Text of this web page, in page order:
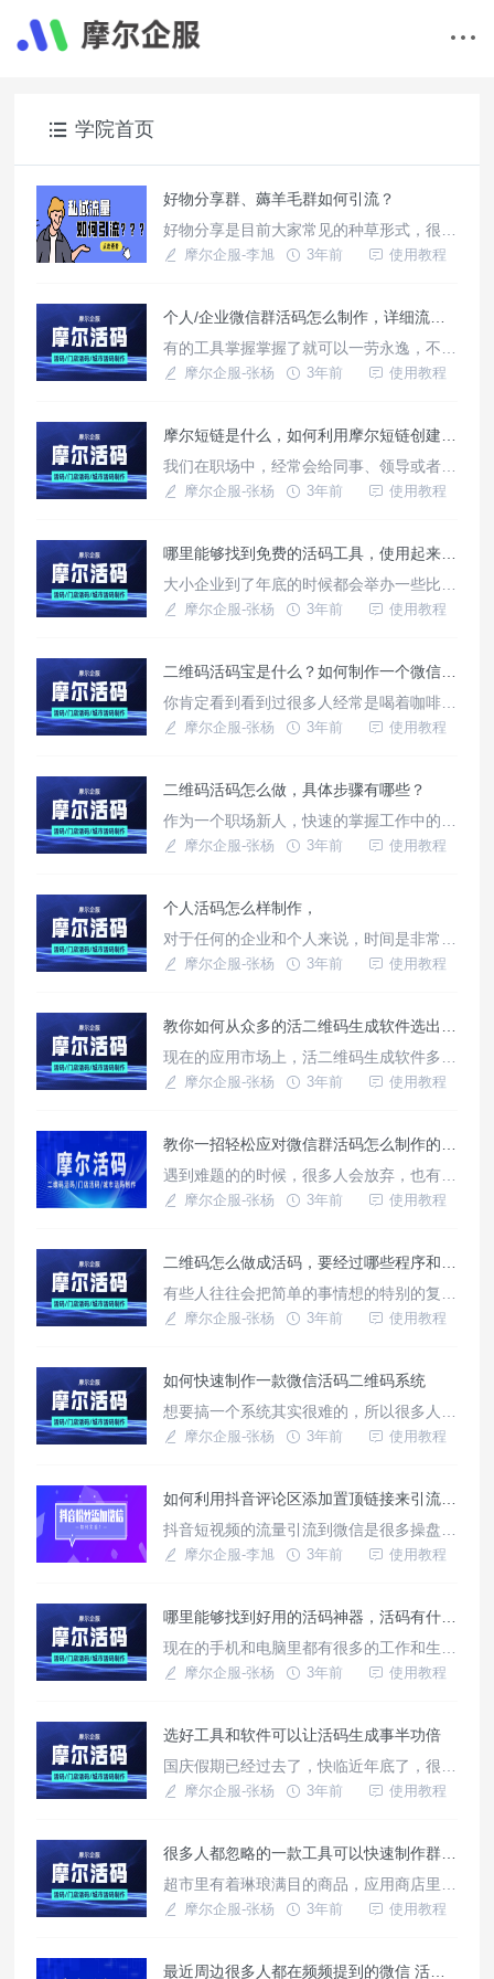
学院首页
好物分享群、薅羊毛群如何引流？
好物分享是目前大家常见的种草形式，很多
好物分享群不知道如何从微信站外引流至微
摩尔企服-李旭 3年前 使用教程
有的工具掌握掌握了就可以一劳永逸，不用
重复去劳动，就比如说如果你掌握了活码的
诀，也是非常的简单，只要你掌握了摩尔企
服的摩尔活码的使用方法，就相当于掌握了
活码的制作秘诀，毕竟摩尔太强大了。
摩尔企服-张杨 3年前 使用教程
我们在职场中，经常会给同事、领导或者是
客户发送活动的链接，但是传统的长链接给
长链接变成短链接的工具就好了。摩尔企服
的摩尔短链就是这么一看专业的工具，生成
的短链接非常的好用。
摩尔企服-张杨 3年前 使用教程
大小企业到了年底的时候都会举办一些比较
大型的活动，为的就是给一整年画上一个圆
的时候往往会建群让客户进群，但是由于二
维码有人数限制，所以就很难搞，不过现在
不一样了，有了摩尔企服的摩尔活码，再也
不用担心进群会有人数限制了。
摩尔企服-张杨 3年前 使用教程
你肯定看到看到过很多人经常是喝着咖啡看
着剧，然后偶尔在电脑或手机中点击几下，
的工具就可以了，比如做活码的时候，如果
掌握了摩尔企服的摩尔活码这一款工具，你
的工作也会非常的惬意。
摩尔企服-张杨 3年前 使用教程
二维码活码怎么做，具体步骤有哪些？
作为一个职场新人，快速的掌握工作中的要
点，提高工作效率才能更快的融入职场，才
做二维码活码，如果掌握了摩尔企服的摩尔
活码的制作要点，那几分钟就可以生成一个
二维码活码，效率非常高。
摩尔企服-张杨 3年前 使用教程
个人活码怎么样制作，
对于任何的企业和个人来说，时间是非常重
要的，毕竟时间就是金钱，时间就是生命，
己做一个又怕费时间，其实只要掌握了摩尔
企服的摩尔活码的制作方法，几分钟一个个
人活码就可以搞出来，可以节省很多的时
间。
摩尔企服-张杨 3年前 使用教程
现在的应用市场上，活二维码生成软件多如
牛毛，怎么样选出最适合自己的是一个值得
该选哪一个了，使用活码不外乎它不会失效
没人数限制，恰巧摩尔企服的摩尔活码在这
两个方面做的非常好，堪称此领域第一。
摩尔企服-张杨 3年前 使用教程
遇到难题的的时候，很多人会放弃，也有很
多人会去坚持破解，但是这工作中，时间是
工作的人来说，要经常面对微信群码会过期
的这种难题，其实只要有了摩尔企服的摩尔
活码就可以轻松解决。
摩尔企服-张杨 3年前 使用教程
有些人往往会把简单的事情想的特别的复
杂，这样有好也有坏处，坏处就是会耽误你
的复杂，其实真的没有必要，你只要拥有了
摩尔企服的摩尔活码，轻轻松松就可以把二
维码转为活码，根本不费时间和精力。
摩尔企服-张杨 3年前 使用教程
如何快速制作一款微信活码二维码系统
想要搞一个系统其实很难的，所以很多人就
会担心想要生成微信活码二维码系统会非常
活码系统生成公司，你担心的点也是它所担
心的点，所以它把一切都解决了，只要用它
的软件和工具，搞一个活码系统非常容易。
摩尔企服-张杨 3年前 使用教程
抖音短视频的流量引流到微信是很多操盘手
想要实现的功能，此类功能其实是抖音商业
摩尔企服-李旭 3年前 使用教程
现在的手机和电脑里都有很多的工作和生活
神器，有了它们，可以让我们的工作更加高
是独占鳌头的，被许多的企业在使用，它就
是摩尔企服的摩尔活码，一款专门制作和生
成活码的好用的工具。
摩尔企服-张杨 3年前 使用教程
选好工具和软件可以让活码生成事半功倍
国庆假期已经过去了，快临近年底了，很多
企业要为年底的企业峰会开始筹备策划做准
天然的缺陷，导致工作的进度会比较缓慢，
如果有个活码的话就会好办很多，可是很多
人担心选不到好用的活码制作工具，其实无
脑选摩尔企服的摩尔活码就对了。
摩尔企服-张杨 3年前 使用教程
超市里有着琳琅满目的商品，应用商店里也
有着很多同类型的软件，挑选软件和在商超
你不知道自己的需求，那么有可能会纠结几
摩尔企服-张杨 3年前 使用教程